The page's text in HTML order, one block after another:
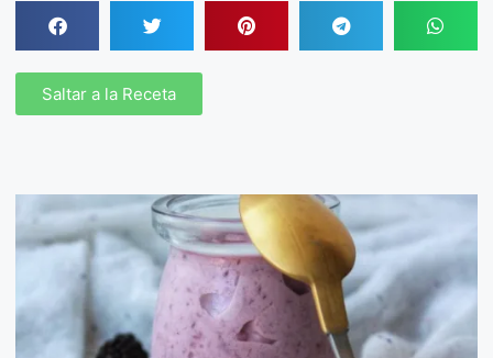
Saltar a la Receta